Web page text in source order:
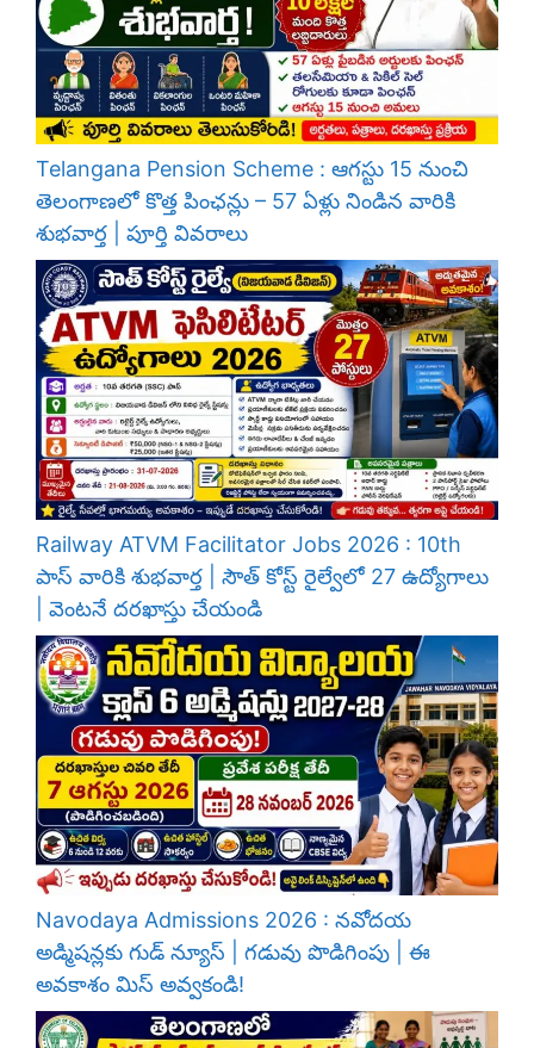
Telangana Pension Scheme : ఆగస్టు 15 నుంచి
తెలంగాణలో కొత్త పింఛన్లు – 57 ఏళ్లు నిండిన వారికి
శుభవార్త | పూర్తి వివరాలు
Railway ATVM Facilitator Jobs 2026 : 10th
పాస్ వారికి శుభవార్త | సౌత్ కోస్ట్ రైల్వేలో 27 ఉద్యోగాలు
| వెంటనే దరఖాస్తు చేయండి
Navodaya Admissions 2026 : నవోదయ
అడ్మిషన్లకు గుడ్ న్యూస్ | గడువు పొడిగింపు | ఈ
అవకాశం మిస్ అవ్వకండి!